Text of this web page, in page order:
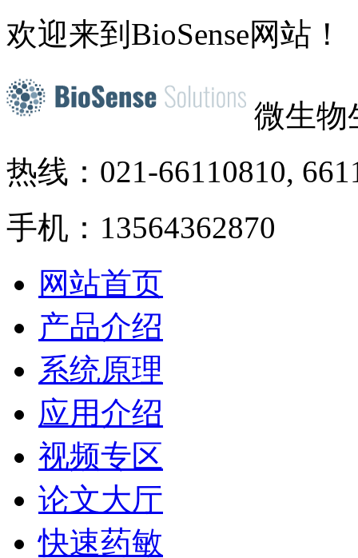
欢迎来到BioSense网站！
微生物
热线：021-66110810,
手机：13564362870
网站首页
产品介绍
系统原理
应用介绍
视频专区
论文大厅
快速药敏